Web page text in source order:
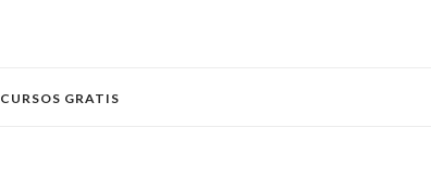
CURSOS GRATIS